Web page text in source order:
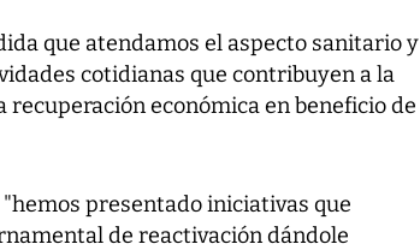
que atendamos el aspecto sanitario y
cotidianas que contribuyen a la
económica en beneficio de
presentado iniciativas que
de reactivación dándole